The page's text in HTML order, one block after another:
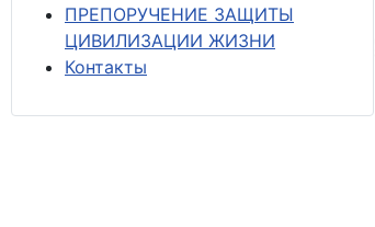
ПРЕПОРУЧЕНИЕ ЗАЩИТЫ
ЦИВИЛИЗАЦИИ ЖИЗНИ
Контакты